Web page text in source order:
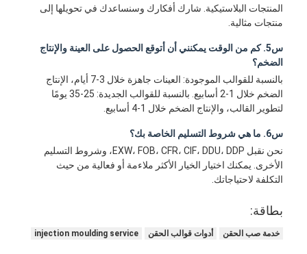
المنتجات البلاستيكية. شارك أفكارك وسنساعدك في تحويلها إلى
منتجات مثالية.
س5. كم من الوقت يمكنني أن أتوقع الحصول على العينة والإنتاج
الضخم؟
بالنسبة للقوالب الموجودة: العينات جاهزة خلال 3-7 أيام، الإنتاج
الضخم خلال 1-2 أسابيع. بالنسبة للقوالب الجديدة: 25-35 يومًا
لتطوير القالب، والإنتاج الضخم خلال 1-4 أسابيع.
س6. ما هي شروط التسليم الخاصة بك؟
نحن نقبل EXW، FOB، CFR، CIF، DDU، DDP، وشروط التسليم
الأخرى. يمكنك اختيار الخيار الأكثر ملاءمة أو فعالية من حيث
التكلفة لاحتياجاتك.
بطاقة:
خدمة صب الحقن أدوات قوالب الحقن injection moulding service